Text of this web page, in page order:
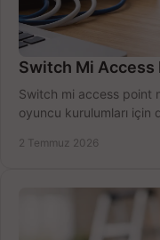
Switch Mi Access
Switch mi access point
oyuncu kurulumları için
2 Temmuz 2026